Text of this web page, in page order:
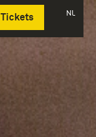
Tickets NL
Deutsch